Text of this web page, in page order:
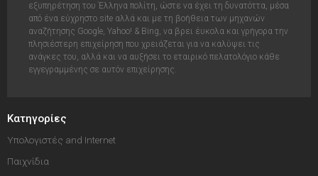
εξυπηρέτηση του Έλληνα πολίτη, ώστε να έχει τη δυνατόττα, μέσα
από ένα εύχρηστο site αλλά και με τη βοήθεια των μηχανών
αναζήτησης Google, Yahoo! & Bing, να βρει έυκολα και γρήγορα την
πλησιέστερη επιχείρηση που χρειάζεται για να καλύψει τις
ανάγκες του, αλλά και να αυξήσει το εταιρικό πελατολόγιο κάθε
εγγεγραμμένης σε αυτόν επιχείρησης.
Κατηγορίες
Υπολογιστές and Internet
Παιχνίδια